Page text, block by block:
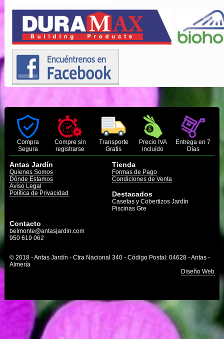
Compra
Segura
Compre sin
registrarse
Transporte
Gratis
Precio IVA
incluído
Entrega en 7
Días
Antas Jardín
Quienes Somos
Dónde Estamos
Aviso Legal
Política de Privacidad
Tienda
Formas de Pago
Condiciones de Venta
Destacados
Casetas y Cobertizos Jardín
Piscinas Gre
Contacto
belmonte@antasjardin.com
950 619 062
© 2018 - Antas Jardín - Ctra Nacional 340 - Código Postal: 04628 - Antas -
Almería
Diseño Web